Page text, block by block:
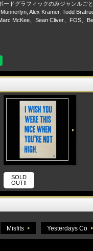
ドグラフィックのみジャンルご
Alex Kramer, Todd
McKee、Sean Cliver、FOS、
SOLD
OUT!!
Misfits Yesterdays Co